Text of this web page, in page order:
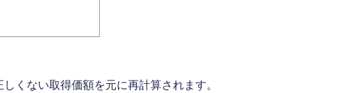
くない取得価額を元に再計算されます。